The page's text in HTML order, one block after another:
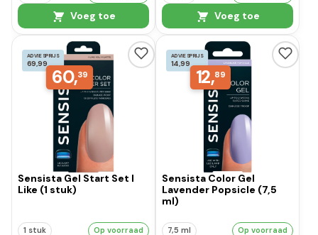
Voeg toe Voeg toe
ADVIESPRIJS
69,99
60,39
Sensista Gel Start Set I
Like (1 stuk)
1 stuk Op voorraad
ADVIESPRIJS
14,99
12,89
Sensista Color Gel
Lavender Popsicle (7,5
ml)
7,5 ml Op voorraad